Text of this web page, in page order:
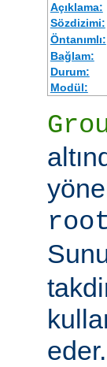
Açıklama:
Sözdizimi:
Öntanımlı:
Bağlam:
Durum:
Modül:
root
eder.